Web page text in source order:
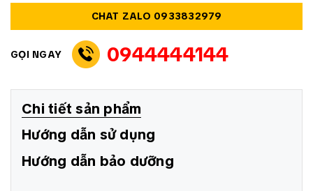
CHAT ZALO 0933832979
GỌI NGAY 0944444144
Chi tiết sản phẩm
Hướng dẫn sử dụng
Hướng dẫn bảo dưỡng